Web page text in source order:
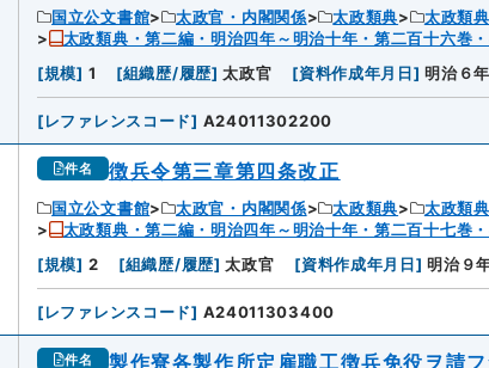
国立公文書館 太政官・内閣関係 太政類典
太政類
太政類典・第二編・明治四年～明治十年・第二百十六巻
[規模] 1 [組織歴/履歴] 太政官 [資料作成年月日] 明治６
[レファレンスコード] A24011302200
件名 徴兵令第三章第四条改正
国立公文書館 太政官・内閣関係 太政類典
太政類
太政類典・第二編・明治四年～明治十年・第二百十七巻
[規模] 2 [組織歴/履歴] 太政官 [資料作成年月日] 明治９
[レファレンスコード] A24011303400
件名 製作寮各製作所定雇職工徴兵免役ヲ請